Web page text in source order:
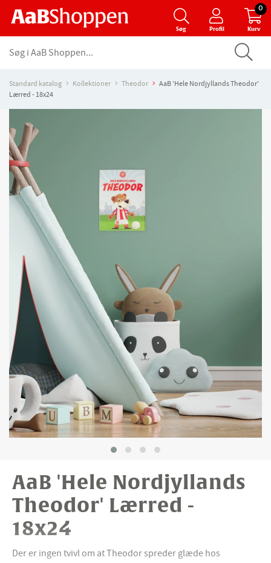
Søg Profil Kurv
0
Standard katalog Kollektioner Theodor
AaB 'Hele Nordjyllands Theodor'
Lærred - 18x24
AaB 'Hele Nordjyllands
Theodor' Lærred -
18x24
Der er ingen tvivl om at Theodor spreder glæde hos